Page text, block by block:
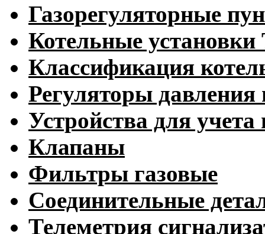
Газорегуляторные
Котельные
Классификация
Регуляторы давления
Устройства для учета
Клапаны
Фильтры газовые
Соединительные
Телеметрия